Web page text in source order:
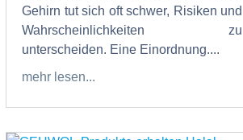
Gehirn tut sich oft schwer, Risiken und
Wahrscheinlichkeiten zu
unterscheiden. Eine Einordnung....
mehr lesen...